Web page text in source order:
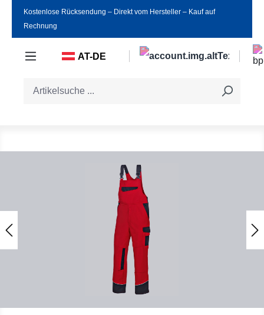
Zum Hauptinhalt springen
Kostenlose Rücksendung ‒ Direkt vom Hersteller ‒ Kauf auf
Rechnung
AT-DE